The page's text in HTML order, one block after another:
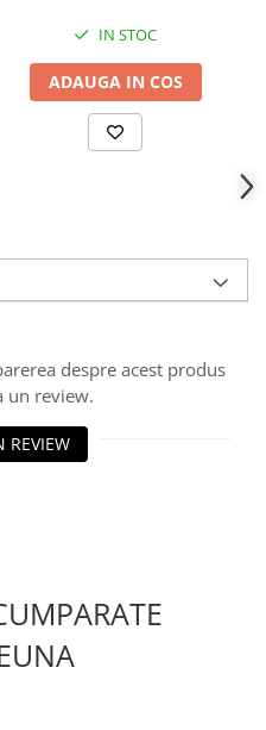
IN STOC
ADAUGA IN COS
despre acest produs
un review.
REVIEW